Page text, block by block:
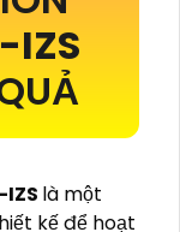
IZS
là một
kế để hoạt